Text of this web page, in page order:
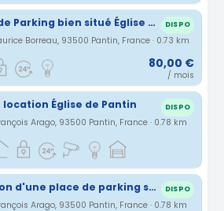
Place de Parking bien situé Église de Pantin DISPO
Borreau, 93500 Pantin, France · 0.73 km
80,00 €
/ mois
location Église de Pantin DISPO
Arago, 93500 Pantin, France · 0.78 km
Location d'une place de parking sécurisée à Pantin DISPO
Arago, 93500 Pantin, France · 0.78 km